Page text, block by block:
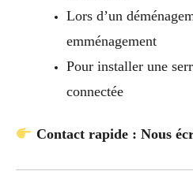
Lors d’un
emménagement
Pour installer une
connectée
Contact rapide : Nous